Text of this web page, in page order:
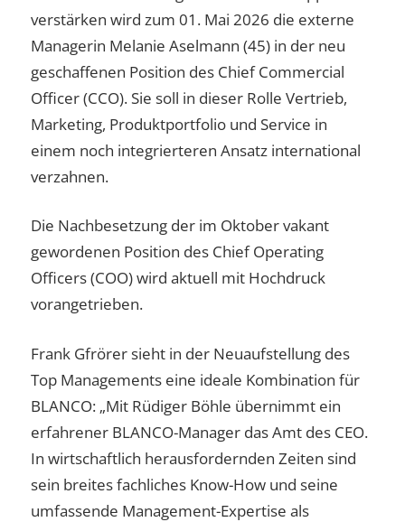
verstärken wird zum 01. Mai 2026 die externe
Managerin Melanie Aselmann (45) in der neu
geschaffenen Position des Chief Commercial
Officer (CCO). Sie soll in dieser Rolle Vertrieb,
Marketing, Produktportfolio und Service in
einem noch integrierteren Ansatz international
verzahnen.
Die Nachbesetzung der im Oktober vakant
gewordenen Position des Chief Operating
Officers (COO) wird aktuell mit Hochdruck
vorangetrieben.
Frank Gfrörer sieht in der Neuaufstellung des
Top Managements eine ideale Kombination für
BLANCO: „Mit Rüdiger Böhle übernimmt ein
erfahrener BLANCO-Manager das Amt des CEO.
In wirtschaftlich herausfordernden Zeiten sind
sein breites fachliches Know-How und seine
umfassende Management-Expertise als